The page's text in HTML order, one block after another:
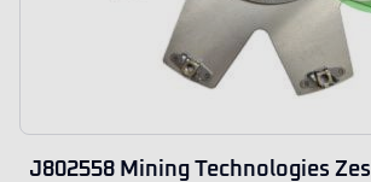
J802558 Mining Technologies